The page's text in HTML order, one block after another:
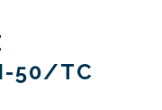
50/TC